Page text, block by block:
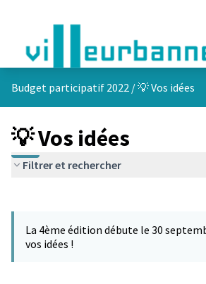
Budget participatif 2022 /💡 Vos idées
💡 Vos idées
Filtrer et rechercher
−
La 4ème édition débute le 30
vos idées !